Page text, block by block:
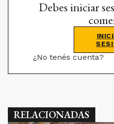
Debes iniciar
¿No tenés cuenta?
RELACIONADAS